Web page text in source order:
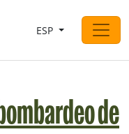
ESP
de